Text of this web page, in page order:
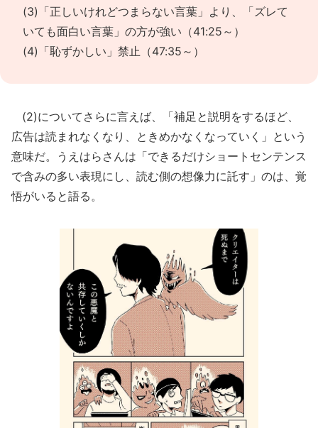
(3)「正しいけれどつまらない言葉」より、「ズレて
いても面白い言葉」の方が強い（41:25～）
(4)「恥ずかしい」禁止（47:35～）
(2)についてさらに言えば、「補足と説明をするほど、
広告は読まれなくなり、ときめかなくなっていく」という
意味だ。うえはらさんは「できるだけショートセンテンス
で含みの多い表現にし、読む側の想像力に託す」のは、覚
悟がいると語る。